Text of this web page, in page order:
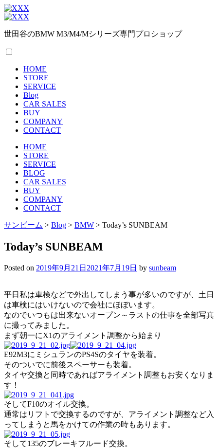
世田谷のBMW M3/M4/Mシリーズ専門プロショップ
HOME
STORE
SERVICE
Blog
CAR SALES
BUY
COMPANY
CONTACT
HOME
STORE
SERVICE
BLOG
CAR SALES
BUY
COMPANY
CONTACT
サンビーム > Blog > BMW > Today’s SUNBEAM
Today’s SUNBEAM
Posted on 2019年9月21日 2021年7月19日 by sunbeam
平日私は車検などで外出してしまう事が多いのですが、土日
は車検にはいけないので会社にほぼいます。
なのでいつもは出来ないオープン～ラストの仕事を全部写真
に撮ってみました。
まず朝一にX1のアライメント調整から始まり
E92M3にミシュランのPS4Sのタイヤを装着。
そのついでに前後スペーサーも装着。
タイヤ交換と同時であればアライメント調整もお安くなりま
す！
そしてF10のオイル交換。
通常はリフトで交換するのですが、アライメント調整など入
ってしまうと馬をかけての作業の時もあります。
そして135のブレーキフルード交換。